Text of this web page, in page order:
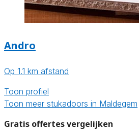
Andro
Op 1.1 km afstand
Toon profiel
Toon meer stukadoors in Maldegem
Gratis offertes vergelijken